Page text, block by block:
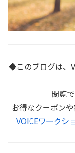
◆このブログは、
閲覧
お得なクーポン
VOICEワークシ